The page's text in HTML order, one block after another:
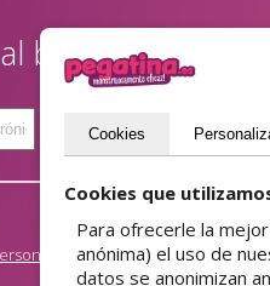
boletín?
Enviar
Pegatinas de la
Pegatinas de
Cookies
Cookies que
Para ofrecerle la
anónima) el uso de
datos se anonimizan